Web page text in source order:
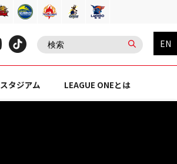
EN
スタジアム LEAGUE ONEとは